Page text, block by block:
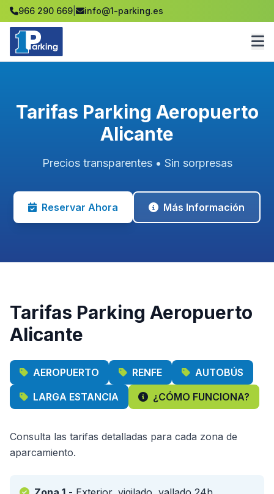
966 290 669 info@1-parking.es
Tarifas Parking Aeropuerto
Alicante
Precios transparentes • Sin sorpresas
Reservar Ahora Más Información
Tarifas Parking Aeropuerto
Alicante
AEROPUERTO RENFE
AUTOBÚS
LARGA ESTANCIA
¿CÓMO FUNCIONA?
Consulta las tarifas detalladas para cada zona de
aparcamiento.